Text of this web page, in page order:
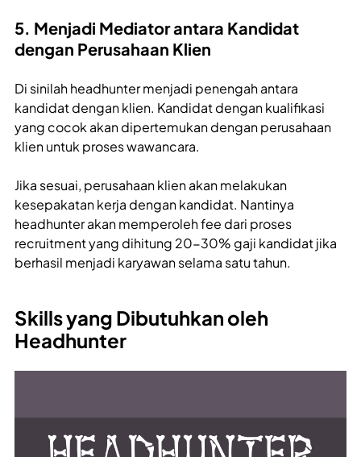
5. Menjadi Mediator antara Kandidat
dengan Perusahaan Klien
Di sinilah headhunter menjadi penengah antara
kandidat dengan klien. Kandidat dengan kualifikasi
yang cocok akan dipertemukan dengan perusahaan
klien untuk proses wawancara.
Jika sesuai, perusahaan klien akan melakukan
kesepakatan kerja dengan kandidat. Nantinya
headhunter akan memperoleh fee dari proses
recruitment yang dihitung 20-30% gaji kandidat jika
berhasil menjadi karyawan selama satu tahun.
Skills yang Dibutuhkan oleh
Headhunter